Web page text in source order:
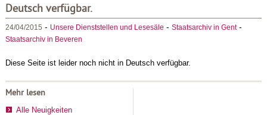
Deutsch verfügbar.
24/04/2015 - Unsere Dienststellen und Lesesäle - Staatsarchiv in Gent-
Staatsarchiv in Beveren
Diese Seite ist leider noch nicht in Deutsch verfügbar.
Mehr lesen
Alle Neuigkeiten